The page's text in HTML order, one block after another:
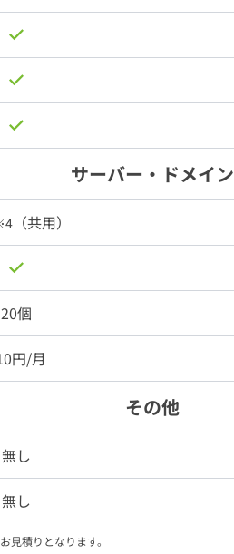
サーバー・ドメイン
（共用）
20個
円/月
その他
無し
無し
積りとなります。